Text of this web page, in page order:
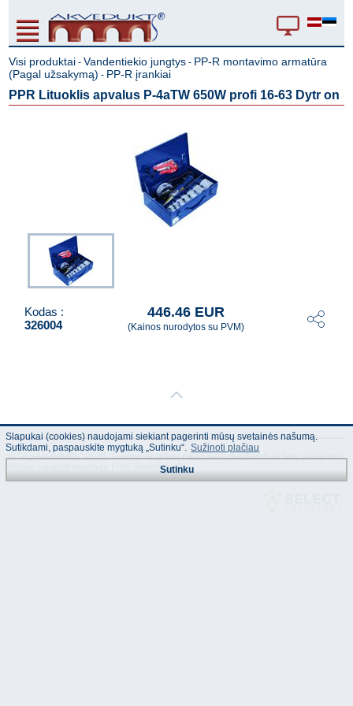
Visi produktai -Vandentiekio jungtys - PP-R montavimo armatūra
(Pagal užsakymą) - PP-R įrankiai
PPR Lituoklis apvalus P-4aTW 650W profi 16-63 Dytr on
Kodas :
326004
446.46 EUR
(Kainos nurodytos su PVM)
© "AS Akvedukts" 2026. Dalinai ar pilnai naudojant duomenis iš šios svetainės
būtina naudoti nuorodą Į "AS Akvedukts"!
Slapukai (cookies) naudojami siekiant pagerinti mūsų svetainės našumą.
Sutikdami, paspauskite mygtuką „Sutinku“. Sužinoti plačiau
Sutinku